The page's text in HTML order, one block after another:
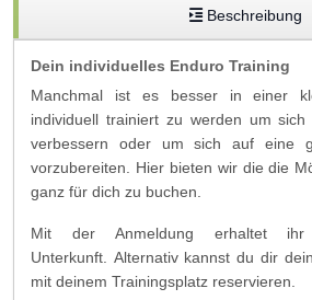
Beschreibung
Dein individuelles Enduro Training
Manchmal ist es besser in einer
individuell trainiert zu werden um
verbessern oder um sich auf eine
vorzubereiten. Hier bieten wir die die
ganz für dich zu buchen.
Mit der Anmeldung erhaltet
Unterkunft. Alternativ kannst du dir
mit deinem Trainingsplatz reservieren.